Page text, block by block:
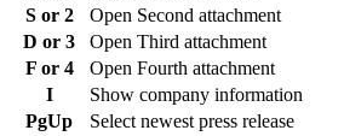
S or 2
Open Second attachment
D or 3
Open Third attachment
F or 4
Open Fourth attachment
I
Show company information
PgUp
Select newest press release